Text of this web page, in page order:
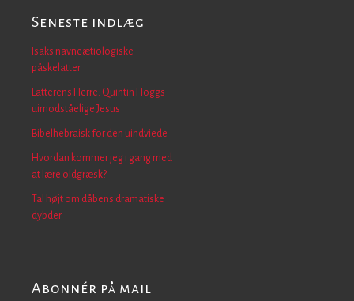
Seneste indlæg
Isaks navneætiologiske
påskelatter
Latterens Herre. Quintin Hoggs
uimodståelige Jesus
Bibelhebraisk for den uindviede
Hvordan kommer jeg i gang med
at lære oldgræsk?
Tal højt om dåbens dramatiske
dybder
Abonnér på mail